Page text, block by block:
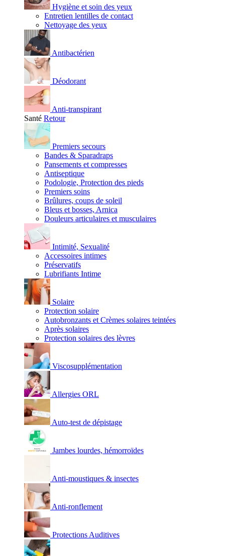
Hygiène et soin des yeux
Entretien lentilles de contact
Nettoyage des yeux
Antibactérien
Déodorant
Anti-transpirant
Santé Retour
Premiers secours
Bandes & Sparadraps
Pansements et compresses
Antiseptique
Podologie, Protection des pieds
Premiers soins
Brûlures, coups de soleil
Bleus et bosses, Arnica
Douleurs articulaires et musculaires
Intimité, Sexualité
Accessoires intimes
Préservatifs
Lubrifiants Intime
Solaire
Protection solaire
Autobronzants et Crèmes solaires teintées
Après solaires
Protection solaires des lèvres
Viscosupplémentation
Allergies ORL
Auto-test de dépistage
Jambes lourdes, hémorroïdes
Anti-moustiques & insectes
Anti-ronflement
Protections Auditives